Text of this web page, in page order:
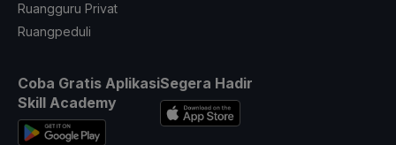
Ruangguru Privat
Ruangpeduli
Coba Gratis Aplikasi
Skill Academy
Segera Hadir